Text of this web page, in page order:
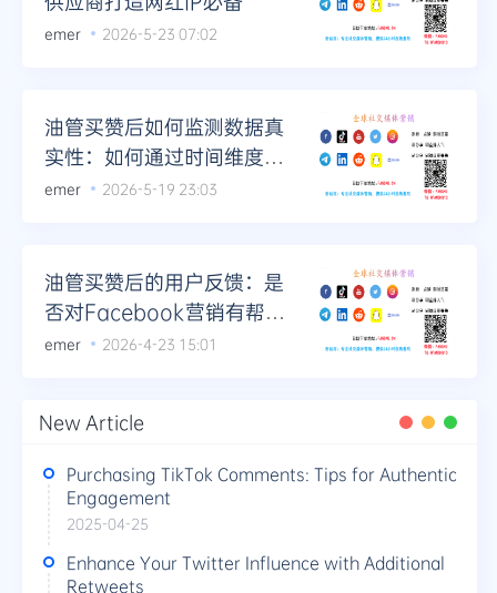
emer 2026-5-23 07:02
油管买赞后如何监测数据真
实性：如何通过时间维度分
析异常数据
emer 2026-5-19 23:03
油管买赞后的用户反馈：是
否对Facebook营销有帮
助？
emer 2026-4-23 15:01
New Article
Purchasing TikTok Comments: Tips for Authentic
Engagement
2025-04-25
Enhance Your Twitter Influence with Additional
Retweets